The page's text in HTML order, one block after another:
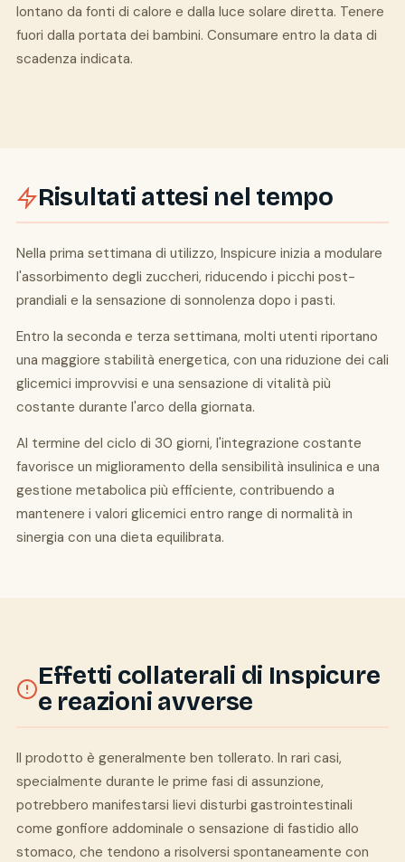
lontano da fonti di calore e dalla luce solare diretta. Tenere
fuori dalla portata dei bambini. Consumare entro la data di
scadenza indicata.
Risultati attesi nel tempo
Nella prima settimana di utilizzo, Inspicure inizia a modulare
l'assorbimento degli zuccheri, riducendo i picchi post-
prandiali e la sensazione di sonnolenza dopo i pasti.
Entro la seconda e terza settimana, molti utenti riportano
una maggiore stabilità energetica, con una riduzione dei cali
glicemici improvvisi e una sensazione di vitalità più
costante durante l'arco della giornata.
Al termine del ciclo di 30 giorni, l'integrazione costante
favorisce un miglioramento della sensibilità insulinica e una
gestione metabolica più efficiente, contribuendo a
mantenere i valori glicemici entro range di normalità in
sinergia con una dieta equilibrata.
Effetti collaterali di Inspicure
e reazioni avverse
Il prodotto è generalmente ben tollerato. In rari casi,
specialmente durante le prime fasi di assunzione,
potrebbero manifestarsi lievi disturbi gastrointestinali
come gonfiore addominale o sensazione di fastidio allo
stomaco, che tendono a risolversi spontaneamente con